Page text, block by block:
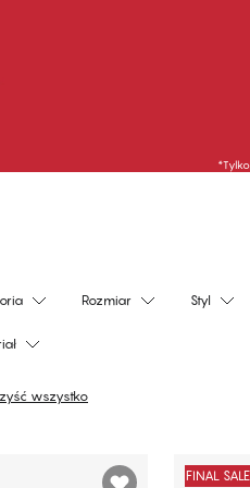
Rozmiar Styl
wszystko
FINAL